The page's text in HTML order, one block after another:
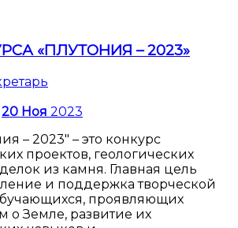
«ПЛУТОНИЯ – 2023»
20 Ноя 2023
– 2023" – это конкурс
проектов, геологических
из камня. Главная цель
и поддержка творческой
проявляющих
о Земле, развитие их